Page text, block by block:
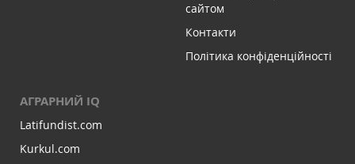
сайтом
Контакти
Політика конфіденційності
АГРАРНИЙ IQ
Latifundist.com
Kurkul.com